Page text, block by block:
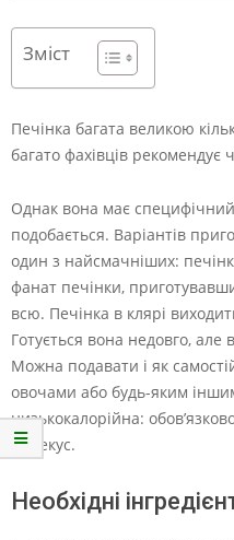
Зміст
Печінка багата великою
багато фахівців рекомендує
Однак вона має
подобається. Варіантів
один з найсмачніших:
фанат печінки, приготувавши
всю. Печінка в клярі
Готується вона недовго, але
Можна подавати і як
овочами або будь-яким
низькокалорійна:
перекус.
Необхідні